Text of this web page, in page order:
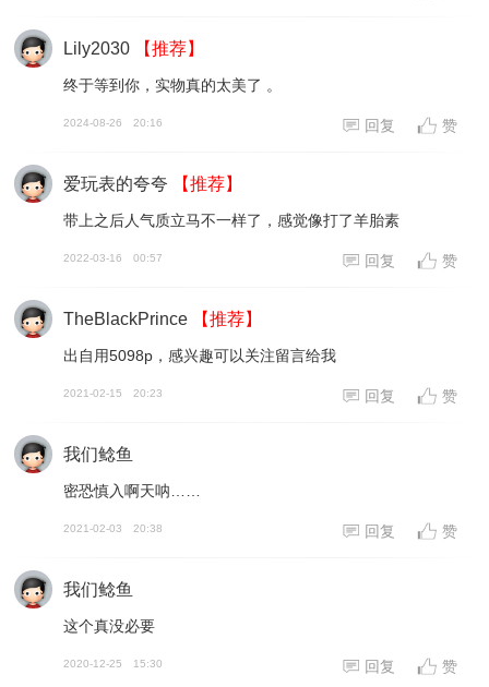
Lily2030 【推荐】
终于等到你，实物真的太美了 。
2024-08-26 20:16 回复 赞
爱玩表的夸夸 【推荐】
带上之后人气质立马不一样了，感觉像打了羊胎素
2022-03-16 00:57 回复 赞
TheBlackPrince 【推荐】
出自用5098p，感兴趣可以关注留言给我
2021-02-15 20:23 回复 赞
我们鲶鱼
密恐慎入啊天呐……
2021-02-03 20:38 回复 赞
我们鲶鱼
这个真没必要
2020-12-25 15:30 回复 赞